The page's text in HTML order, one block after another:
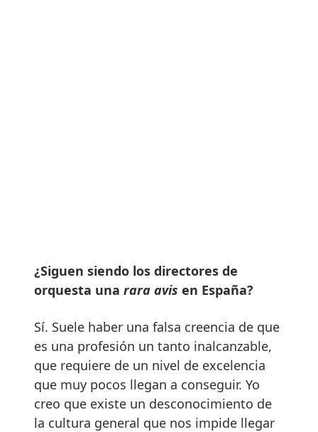
¿Siguen siendo los directores de
orquesta una rara avis en España?
Sí. Suele haber una falsa creencia de que
es una profesión un tanto inalcanzable,
que requiere de un nivel de excelencia
que muy pocos llegan a conseguir. Yo
creo que existe un desconocimiento de
la cultura general que nos impide llegar